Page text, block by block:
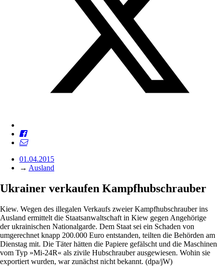
01.04.2015
→ Ausland
Ukrainer verkaufen Kampfhubschrauber
Kiew. Wegen des illegalen Verkaufs zweier Kampfhubschrauber ins
Ausland ermittelt die Staatsanwaltschaft in Kiew gegen Angehörige
der ukrainischen Nationalgarde. Dem Staat sei ein Schaden von
umgerechnet knapp 200.000 Euro entstanden, teilten die Behörden am
Dienstag mit. Die Täter hätten die Papiere gefälscht und die Maschinen
vom Typ »Mi-24R« als zivile Hubschrauber ausgewiesen. Wohin sie
exportiert wurden, war zunächst nicht bekannt. (dpa/jW)